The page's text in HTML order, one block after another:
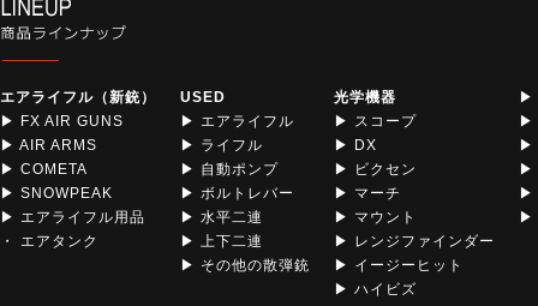
エアライフル（新銃）
▶ FX AIR GUNS
▶ AIR ARMS
▶ COMETA
▶ SNOWPEAK
▶ エアライフル用品
・ エアタンク
USED
▶ エアライフル
▶ ライフル
▶ 自動ポンプ
▶ ボルトレバー
▶ 水平二連
▶ 上下二連
▶ その他の散弾銃
光学機器
▶ スコープ
▶ DX
▶ ビクセン
▶ マーチ
▶ マウント
▶ レンジファインダー
▶ イージーヒット
▶ ハイビズ
▶
▶
▶
▶
▶
▶